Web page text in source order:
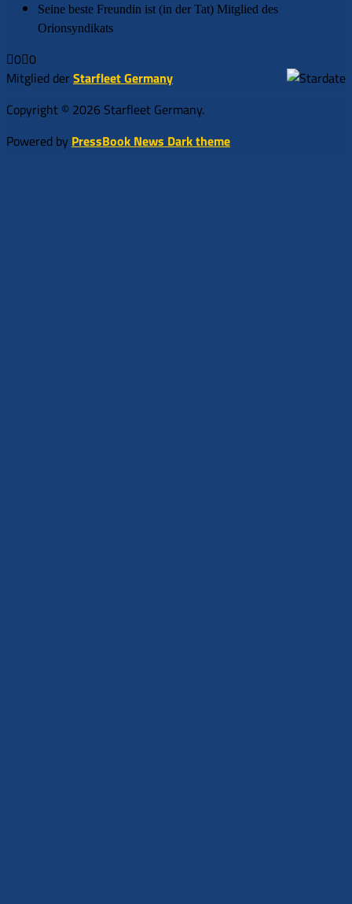
Seine beste Freundin ist (in der Tat) Mitglied des
Orionsyndikats
Anklicken
für
Daumen
unten.
0 Anklicken
für
Daumen
oben.
0
Mitglied derStarfleet Germany
Copyright © 2026 Starfleet Germany.
Powered by PressBook News Dark theme